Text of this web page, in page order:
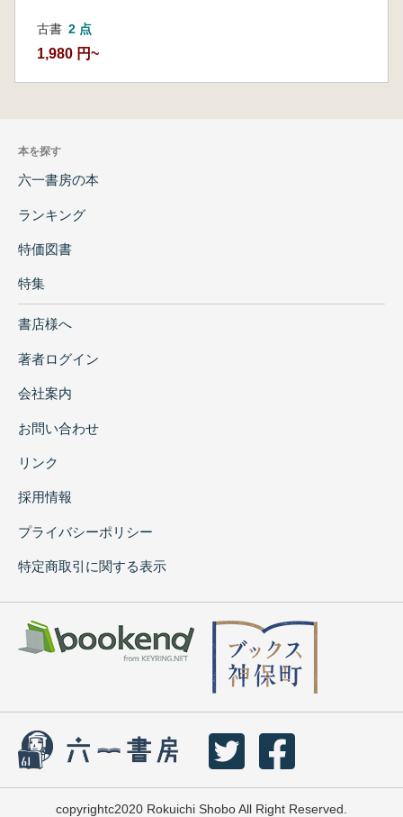
古書 2 点
1,980 円~
本を探す
六一書房の本
ランキング
特価図書
特集
書店様へ
著者ログイン
会社案内
お問い合わせ
リンク
採用情報
プライバシーポリシー
特定商取引に関する表示
copyrightc2020 Rokuichi Shobo All Right Reserved.